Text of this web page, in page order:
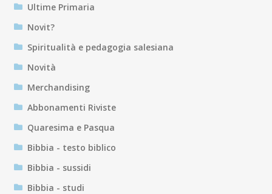
Ultime Primaria
Novit?
Spiritualità e pedagogia salesiana
Novità
Merchandising
Abbonamenti Riviste
Quaresima e Pasqua
Bibbia - testo biblico
Bibbia - sussidi
Bibbia - studi